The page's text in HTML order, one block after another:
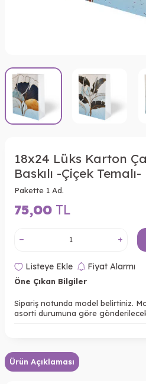
18x24 Lüks Karton
Baskılı -Çiçek Temalı-
Pakette 1 Ad.
75,00 TL
Listeye Ekle Fiyat Alarmı
Öne Çıkan Bilgiler
Sipariş notunda model belirtiniz.
asorti durumuna göre
Ürün Açıklaması